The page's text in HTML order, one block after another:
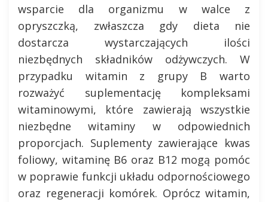
wsparcie dla organizmu w walce z
opryszczką, zwłaszcza gdy dieta nie
dostarcza wystarczających ilości
niezbędnych składników odżywczych. W
przypadku witamin z grupy B warto
rozważyć suplementację kompleksami
witaminowymi, które zawierają wszystkie
niezbędne witaminy w odpowiednich
proporcjach. Suplementy zawierające kwas
foliowy, witaminę B6 oraz B12 mogą pomóc
w poprawie funkcji układu odpornościowego
oraz regeneracji komórek. Oprócz witamin,